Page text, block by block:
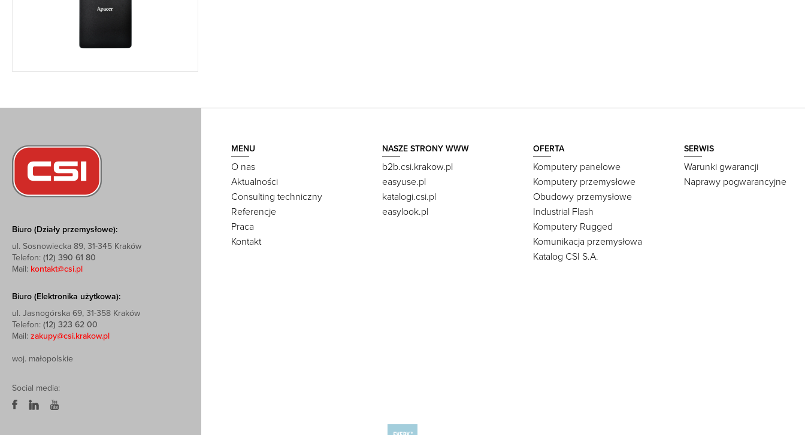
Biuro (Działy przemysłowe):
ul. Sosnowiecka 89, 31-345 Kraków
Telefon: (12) 390 61 80
Mail: kontakt@csi.pl
Biuro (Elektronika użytkowa):
ul. Jasnogórska 69, 31-358 Kraków
Telefon: (12) 323 62 00
Mail: zakupy@csi.krakow.pl
woj. małopolskie
Social media:
MENU
O nas
Aktualności
Consulting techniczny
Referencje
Praca
Kontakt
NASZE STRONY WWW
b2b.csi.krakow.pl
easyuse.pl
katalogi.csi.pl
easylook.pl
OFERTA
Komputery panelowe
Komputery przemysłowe
Obudowy przemysłowe
Industrial Flash
Komputery Rugged
Komunikacja przemysłowa
Katalog CSI S.A.
SERWIS
Warunki gwarancji
Naprawy pogwarancyjne